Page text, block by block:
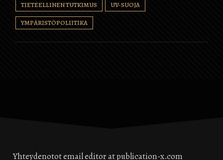
TIETEELLINEN TUTKIMUS UV-SUOJA
YMPÄRISTÖPOLIITIKA
Yhteydenotot email editor at publication-x.com